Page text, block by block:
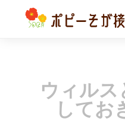
ウィル
してお